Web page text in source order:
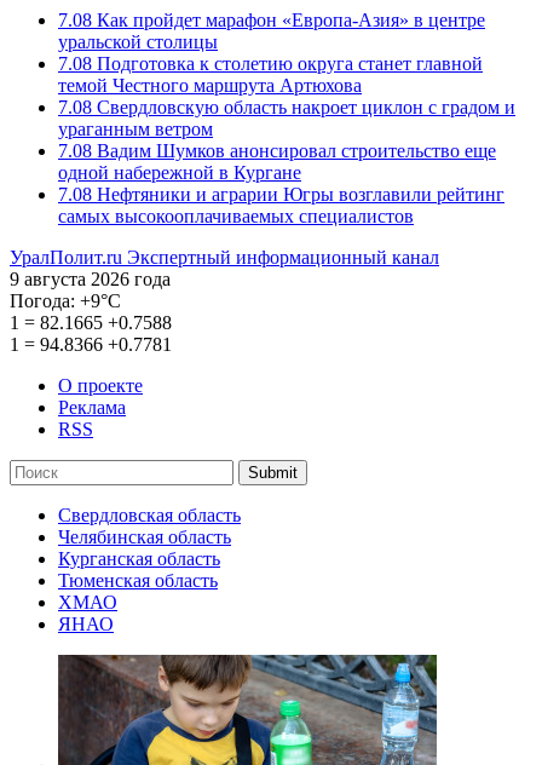
7.08 Как пройдет марафон «Европа-Азия» в центре
уральской столицы
7.08 Подготовка к столетию округа станет главной
темой Честного маршрута Артюхова
7.08 Свердловскую область накроет циклон с градом и
ураганным ветром
7.08 Вадим Шумков анонсировал строительство еще
одной набережной в Кургане
7.08 Нефтяники и аграрии Югры возглавили рейтинг
самых высокооплачиваемых специалистов
УралПолит.ru Экспертный информационный канал
9 августа 2026 года
Погода: +9°С
1 = 82.1665 +0.7588
1 = 94.8366 +0.7781
О проекте
Реклама
RSS
Submit
Свердловская область
Челябинская область
Курганская область
Тюменская область
ХМАО
ЯНАО